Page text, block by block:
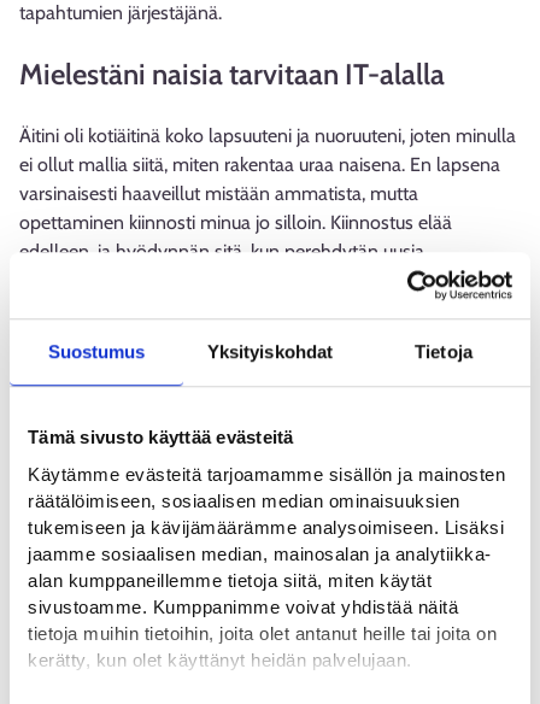
Suostumus Yksityiskohdat Tietoja
Tämä sivusto käyttää evästeitä
Käytämme evästeitä tarjoamamme sisällön ja mainosten
räätälöimiseen, sosiaalisen median ominaisuuksien
tukemiseen ja kävijämäärämme analysoimiseen. Lisäksi
jaamme sosiaalisen median, mainosalan ja analytiikka-
alan kumppaneillemme tietoja siitä, miten käytät
sivustoamme. Kumppanimme voivat yhdistää näitä
tietoja muihin tietoihin, joita olet antanut heille tai joita on
kerätty, kun olet käyttänyt heidän palvelujaan.
tapahtumien järjestäjänä.
Mielestäni naisia tarvitaan IT-alalla
Äitini oli kotiäitinä koko lapsuuteni ja nuoruuteni, joten minulla
ei ollut mallia siitä, miten rakentaa uraa naisena. En lapsena
varsinaisesti haaveillut mistään ammatista, mutta
opettaminen kiinnosti minua jo silloin. Kiinnostus elää
edelleen, ja hyödynnän sitä, kun perehdytän uusia
asiakkaillemme ja heidän tietojärjestelmiensä käyttäjille ja
arvostetaan ja turhaa byrokratiaa vältetään. Koen IT-alalla
työskentelyn myös tasa-arvon kannalta tärkeänä. Eri
lähteiden mukaan IT-alalla työskentelevistä noin 20–25 % on
naisia, mutta digitaalisissa ympäristöissä järjestelmiä,
sovelluksia ja alustoja käyttää kuitenkin päivittäin käytännössä
jokainen meistä. Palveluiden kehittämisessä tarvitaan
monenlaisia ihmisiä, jotta ne sopivat kaikille käyttäjille ja
erilaiset tarpeet osataan huomioida mahdollisimman hyvin.